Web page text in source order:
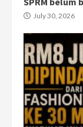
July 30, 2026